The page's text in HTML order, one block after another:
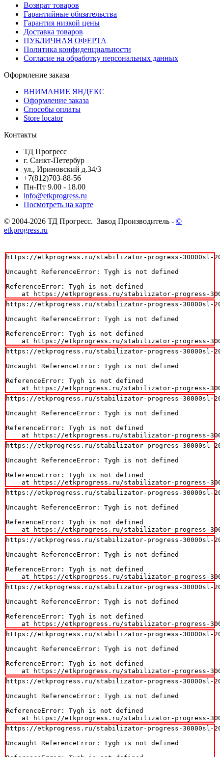
Возврат товаров
Гарантийные обязательства
Гарантия низкой цены
Доставка товаров
ПУБЛИЧНАЯ ОФЕРТА
Политика конфиденциальности
Согласие на обработку персональных данных
Оформление заказа
ВНИМАНИЕ ЯНДЕКС
Оформление заказа
Способы оплаты
Store locator
Контакты
ТД Прогресс
г. Санкт-Петербур
ул., Ириновский д.34/3
+7(812)703-88-56
Пн-Пт 9.00 - 18.00
info@etkprogress.ru
Посмотреть на карте
© 2004-2026 ТД Прогресс. Завод Производитель - ©
etkprogress.ru
https://etkprogress.ru/stabilizator-progress-30000sl-20/
Uncaught ReferenceError: Tygh is not defined
ReferenceError: Tygh is not defined
at https://etkprogress.ru/stabilizator-progress-
https://etkprogress.ru/stabilizator-progress-30000sl-20/
Uncaught ReferenceError: Tygh is not defined
ReferenceError: Tygh is not defined
at https://etkprogress.ru/stabilizator-progress-
https://etkprogress.ru/stabilizator-progress-30000sl-20/
Uncaught ReferenceError: Tygh is not defined
ReferenceError: Tygh is not defined
at https://etkprogress.ru/stabilizator-progress-
https://etkprogress.ru/stabilizator-progress-30000sl-20/
Uncaught ReferenceError: Tygh is not defined
ReferenceError: Tygh is not defined
at https://etkprogress.ru/stabilizator-progress-
https://etkprogress.ru/stabilizator-progress-30000sl-20/
Uncaught ReferenceError: Tygh is not defined
ReferenceError: Tygh is not defined
at https://etkprogress.ru/stabilizator-progress-
https://etkprogress.ru/stabilizator-progress-30000sl-20/
Uncaught ReferenceError: Tygh is not defined
ReferenceError: Tygh is not defined
at https://etkprogress.ru/stabilizator-progress-
https://etkprogress.ru/stabilizator-progress-30000sl-20/
Uncaught ReferenceError: Tygh is not defined
ReferenceError: Tygh is not defined
at https://etkprogress.ru/stabilizator-progress-
https://etkprogress.ru/stabilizator-progress-30000sl-20/
Uncaught ReferenceError: Tygh is not defined
ReferenceError: Tygh is not defined
at https://etkprogress.ru/stabilizator-progress-
https://etkprogress.ru/stabilizator-progress-30000sl-20/
Uncaught ReferenceError: Tygh is not defined
ReferenceError: Tygh is not defined
at https://etkprogress.ru/stabilizator-progress-
https://etkprogress.ru/stabilizator-progress-30000sl-20/
Uncaught ReferenceError: Tygh is not defined
ReferenceError: Tygh is not defined
at https://etkprogress.ru/stabilizator-progress-
https://etkprogress.ru/stabilizator-progress-30000sl-20/
Uncaught ReferenceError: Tygh is not defined